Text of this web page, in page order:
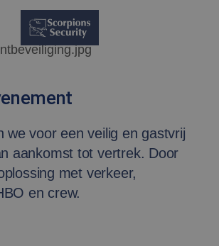
we voor een veilig en gastvrij
aankomst tot vertrek. Door
met verkeer,
en crew.